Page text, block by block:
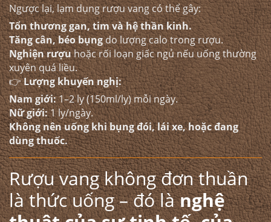
Ngược lại, lạm dụng rượu vang có thể gây:
Tổn thương gan, tim và hệ thần kinh.
Tăng cân, béo bụngdo lượng calo trong rượu.
Nghiện rượuhoặc rối loạn giấc ngủ nếu uống thường
xuyên quá liều.
👉Lượng khuyến nghị:
Nam giới:1–2 ly (150ml/ly) mỗi ngày.
Nữ giới:1 ly/ngày.
Không nên uống khi bụng đói, lái xe, hoặc đang
dùng thuốc.
Rượu vangkhông đơn thuần
là thức uống – đó lànghệ